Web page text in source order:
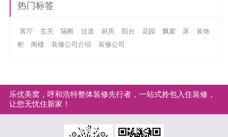
热门标签
客厅 玄关 隔断 过道 厨房 阳台 花园 飘窗 床
装饰
柜
阁楼 装修公司介绍 装修公司
乐优美窝，呼和浩特整体装修先行者，一站式拎包入住装修，
让您无忧住新家！